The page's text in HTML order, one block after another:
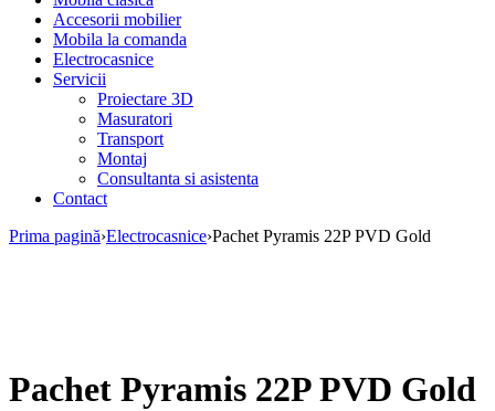
Accesorii mobilier
Mobila la comanda
Electrocasnice
Servicii
Proiectare 3D
Masuratori
Transport
Montaj
Consultanta si asistenta
Contact
Prima pagină›Electrocasnice›Pachet Pyramis 22P PVD Gold
Pachet Pyramis 22P PVD Gold